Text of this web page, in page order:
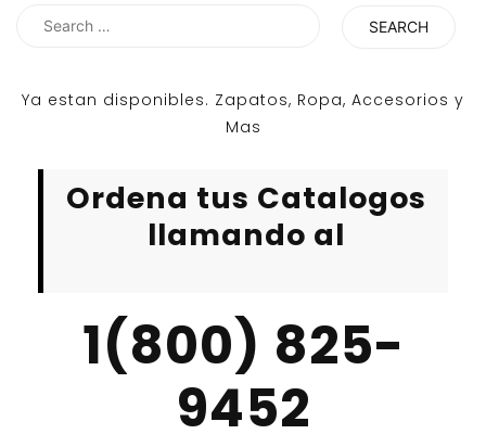
Search
Ya estan disponibles. Zapatos, Ropa, Accesorios y
Mas
Ordena tus Catalogos
llamando al
1(800) 825-
9452